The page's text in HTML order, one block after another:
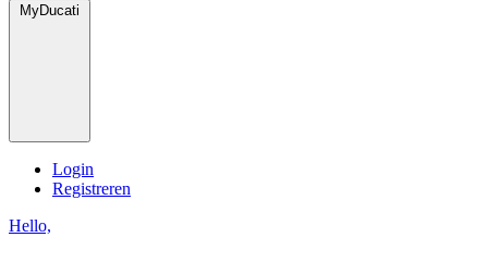
MyDucati
Login
Registreren
Hello,